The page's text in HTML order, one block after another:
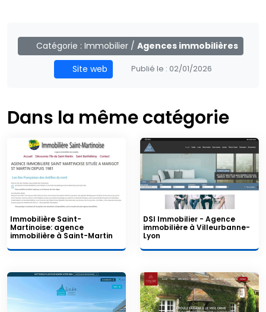
Catégorie : Immobilier/ Agences immobilières
Site web
Publié le : 02/01/2026
Dans la même catégorie
Immobilière Saint-
Martinoise: agence
immobilière à Saint-Martin
DSI Immobilier - Agence
immobilière à Villeurbanne-
Lyon